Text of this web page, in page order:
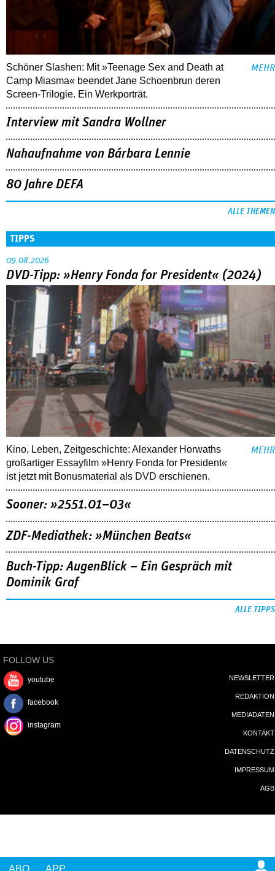
ABO APP
Schöner Slashen: Mit »Teenage Sex and Death at
Camp Miasma« beendet Jane Schoenbrun deren
Screen-Trilogie. Ein Werkporträt.
MEHR
Interview mit Sandra Wollner
Nahaufnahme von Bárbara Lennie
80 Jahre DEFA
ALLE THEMEN
TIPPS
09.08.2026
DVD-Tipp: »Henry Fonda for President« (2024)
Kino, Leben, Zeitgeschichte: Alexander Horwaths
großartiger Essayfilm »Henry Fonda for President«
ist jetzt mit Bonusmaterial als DVD erschienen.
MEHR
Sooner: »2551.01–03«
ZDF-Mediathek: »München Beats«
Buch-Tipp: AugenBlick – Ein Gespräch mit
Dominik Graf
ALLE TIPPS
FOLLOW US
youtube
facebook
instagram
NEWSLETTER
REDAKTION
MEDIADATEN
KONTAKT
DATENSCHUTZ
IMPRESSUM
AGB